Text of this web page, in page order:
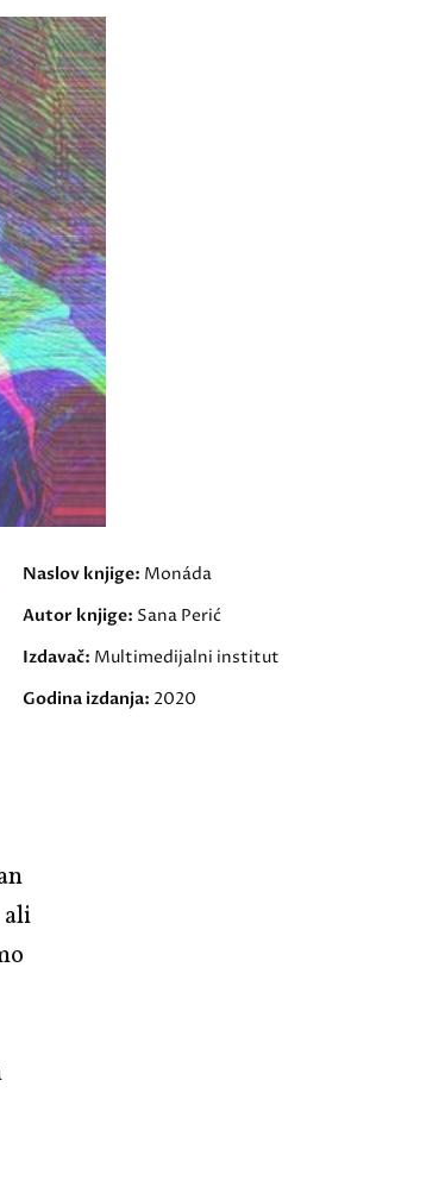
Naslov knjige: Monáda
Autor knjige: Sana Perić
Izdavač: Multimedijalni institut
Godina izdanja: 2020
ali